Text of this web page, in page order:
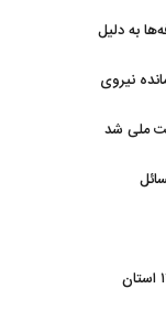
به دلیل
نیروی
ملی شد